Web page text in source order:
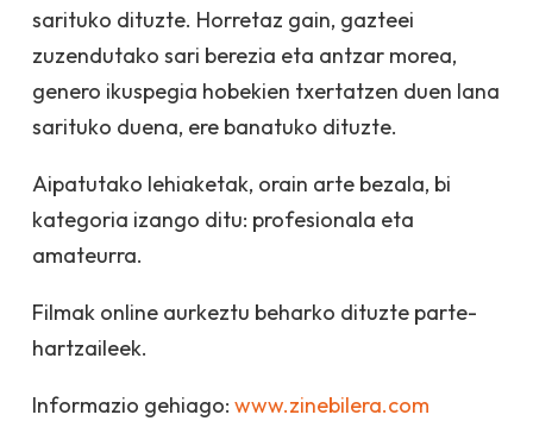
sarituko dituzte. Horretaz gain, gazteei
zuzendutako sari berezia eta antzar morea,
genero ikuspegia hobekien txertatzen duen lana
sarituko duena, ere banatuko dituzte.
Aipatutako lehiaketak, orain arte bezala, bi
kategoria izango ditu: profesionala eta
amateurra.
Filmak online aurkeztu beharko dituzte parte-
hartzaileek.
Informazio gehiago: www.zinebilera.com